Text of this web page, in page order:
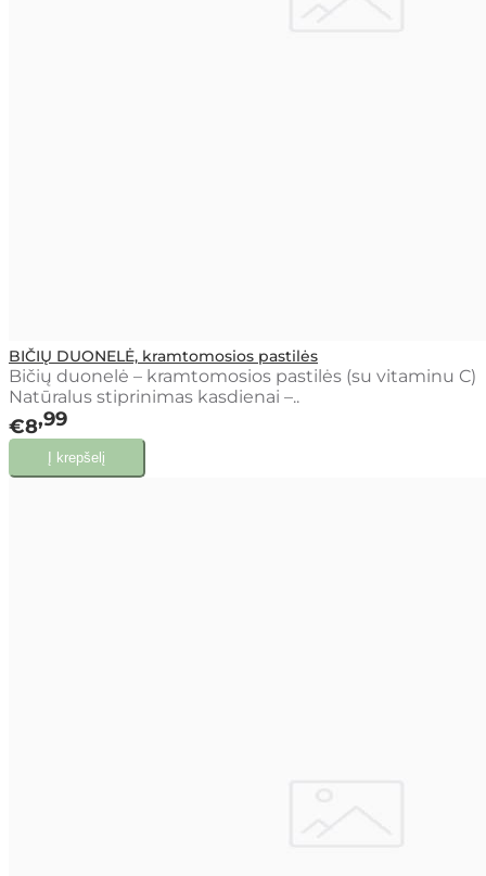
BIČIŲ DUONELĖ, kramtomosios pastilės
Bičių duonelė – kramtomosios pastilės (su vitaminu C)
Natūralus stiprinimas kasdienai –..
€8 99